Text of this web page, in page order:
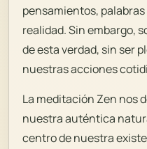
pensamientos,
realidad. Sin embargo,
de esta verdad, sin ser
nuestras acciones
La meditación Zen nos
nuestra auténtica
centro de nuestra